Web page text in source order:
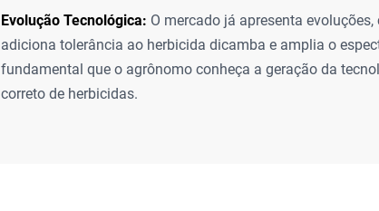
Evolução Tecnológica: O mercado já apresenta
adiciona tolerância ao herbicida dicamba e amplia o
fundamental que o agrônomo conheça a geração da
correto de herbicidas.